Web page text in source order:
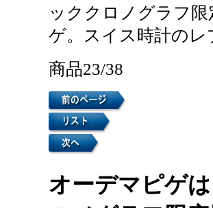
ッククロノグラフ
ゲ。スイス時計のレ
商品23/38
オーデマピゲ